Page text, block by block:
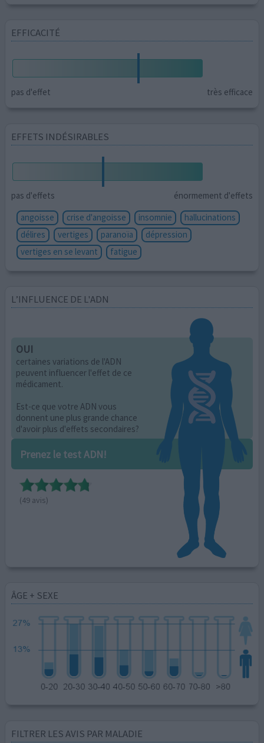
EFFICACITÉ
pas d'effet très efficace
EFFETS INDÉSIRABLES
pas d'effets
énormement d'effets
angoisse
crise d'angoisse insomnie
hallucinations
délires
vertiges paranoïa
dépression
vertiges en se levant
fatigue
L’INFLUENCE DE L'ADN
OUI
certaines variations de l'ADN
peuvent influencer l'effet de ce
médicament.
Est-ce que votre ADN vous
donnent une plus grande chance
d'avoir plus d'effets secondaires?
Prenez le test ADN!
(49 avis)
ÂGE + SEXE
FILTRER LES AVIS PAR MALADIE